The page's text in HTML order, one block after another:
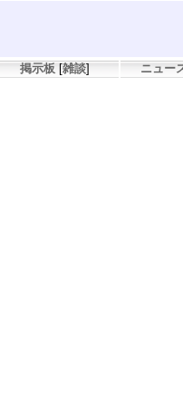
掲示板 [雑談] ニュー